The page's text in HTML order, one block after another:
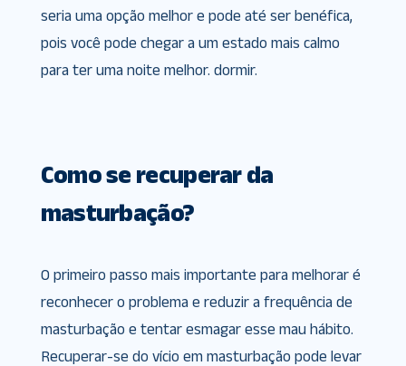
seria uma opção melhor e pode até ser benéfica,
pois você pode chegar a um estado mais calmo
para ter uma noite melhor. dormir.
Como se recuperar da
masturbação?
O primeiro passo mais importante para melhorar é
reconhecer o problema e reduzir a frequência de
masturbação e tentar esmagar esse mau hábito.
Recuperar-se do vício em masturbação pode levar